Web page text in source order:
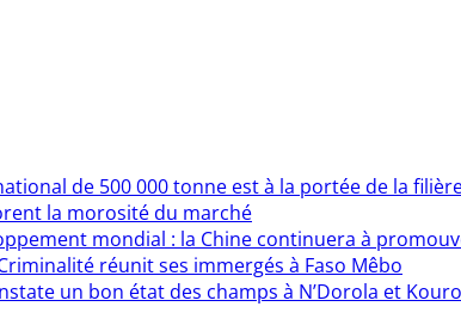
de 500 000 tonne est à la portée de la
la morosité du marché
mondial : la Chine continuera à
réunit ses immergés à Faso Mêbo
un bon état des champs à N’Dorola et